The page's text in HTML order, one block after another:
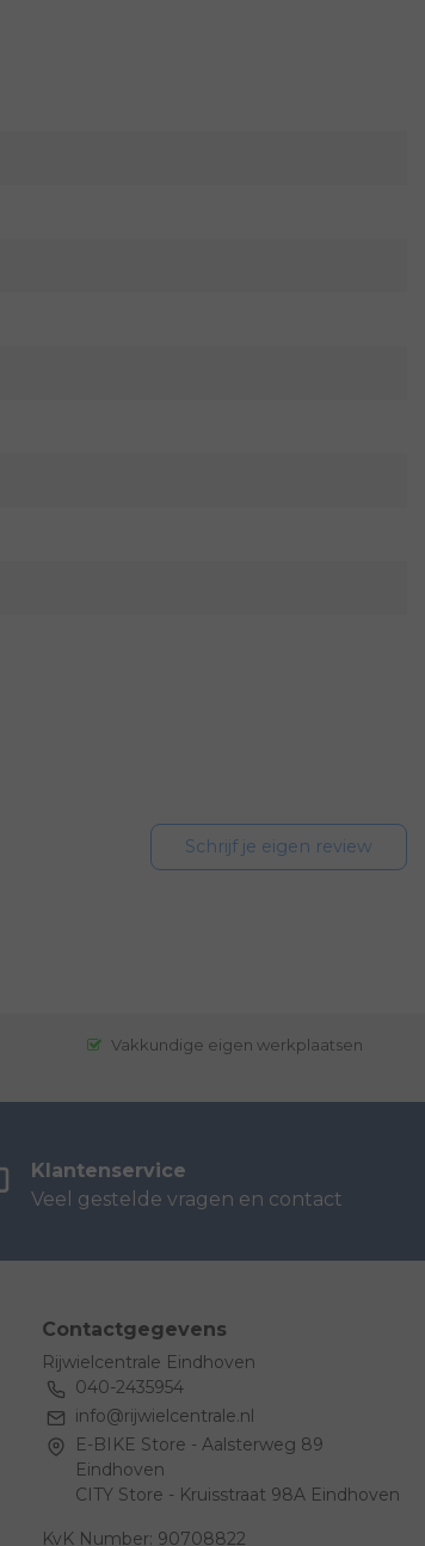
Schrijf je eigen review
Vakkundige eigen werkplaatsen
Klantenservice
Veel gestelde vragen en contact
Contactgegevens
Rijwielcentrale Eindhoven
040-2435954
info@rijwielcentrale.nl
E-BIKE Store - Aalsterweg 89
Eindhoven
CITY Store - Kruisstraat 98A Eindhoven
KvK Number: 90708822